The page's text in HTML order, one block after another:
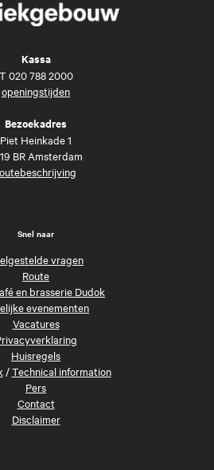
Kassa
T 020 788 2000
openingstijden
Bezoekadres
Piet Heinkade 1
BR Amsterdam
Snel naar
vragen
Route
en brasserie Dudok
evenementen
Vacatures
Huisregels
/Technical information
Pers
Contact
Disclaimer